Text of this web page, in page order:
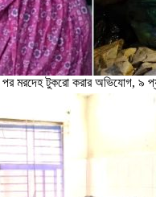
পর মরদেহ টুকরো করার অভিযোগ, ৯